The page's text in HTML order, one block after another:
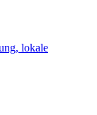
lokale